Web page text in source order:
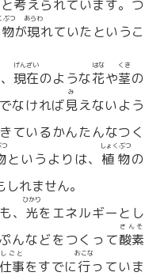
考えられています。つ
ぶつ
が現
あらわ
れていたというこ
現在
げんざい
のような花
はな
や茎
くき
の
でなければ見
み
えないよう
ているかんたんなつく
つ
というよりは、 植物
しょくぶつ
の
しれません。
、 光
ひかり
をエネルギーとし
んなどをつくって酸素
さんそ
仕事
しごと
をすでに行
おこな
っていま